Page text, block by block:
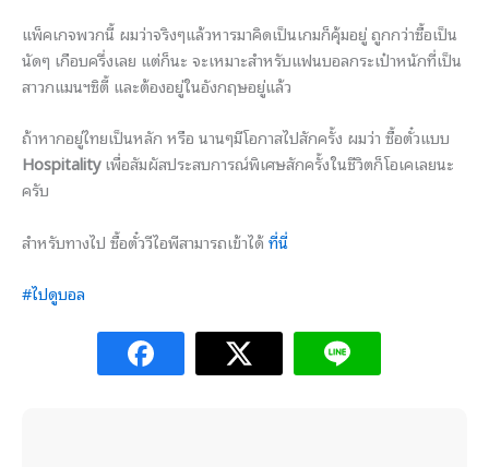
แพ็คเกจพวกนี้ ผมว่าจริงๆแล้วหารมาคิดเป็นเกมก็คุ้มอยู่ ถูกกว่าซื้อเป็น
นัดๆ เกือบครึ่งเลย แต่ก็นะ จะเหมาะสำหรับแฟนบอลกระเป๋าหนักที่เป็น
สาวกแมนฯซิตี้ และต้องอยู่ในอังกฤษอยู่แล้ว
ถ้าหากอยู่ไทยเป็นหลัก หรือ นานๆมีโอกาสไปสักครั้ง ผมว่า ซื้อตั๋วแบบ
Hospitalityเพื่อสัมผัสประสบการณ์พิเศษสักครั้งในชีวิตก็โอเคเลยนะ
ครับ
สำหรับทางไป ซื้อตั๋ววีไอพีสามารถเข้าได้ที่นี่
#ไปดูบอล